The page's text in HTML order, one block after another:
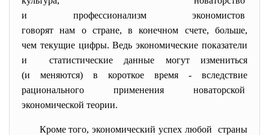
и профессионализм экономистов
говорят нам о стране, в конечном счете, больше,
чем текущие цифры. Ведь экономические показатели
и статистические данные могут измениться
(и меняются) в короткое время - вследствие
рационального применения новаторской
экономической теории.
Кроме того, экономический успех любой страны